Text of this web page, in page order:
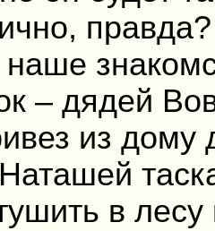
– дядей
из дому
в